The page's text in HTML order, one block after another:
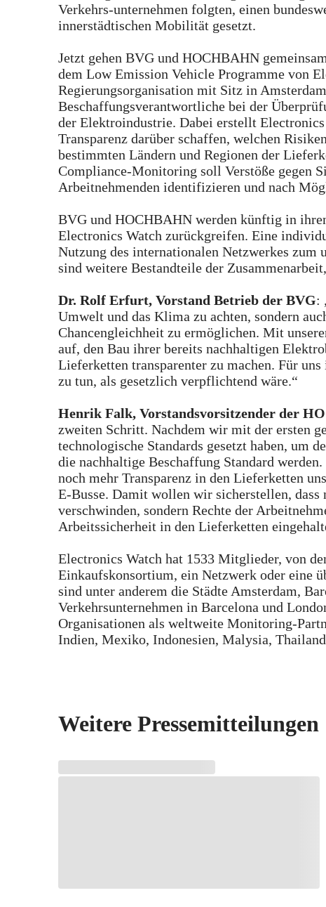
Verkehrs-unternehmen folgten, einen
innerstädtischen Mobilität gesetzt.
Jetzt gehen BVG und HOCHBAHN
dem Low Emission Vehicle Programme von
Regierungsorganisation mit Sitz in
Beschaffungsverantwortliche bei der
der Elektroindustrie. Dabei erstellt
Transparenz darüber schaffen, welchen
bestimmten Ländern und Regionen der
Compliance-Monitoring soll Verstöße gegen
Arbeitnehmenden identifizieren und nach
BVG und HOCHBAHN werden künftig in
Electronics Watch zurückgreifen. Eine
Nutzung des internationalen Netzwerkes zum
sind weitere Bestandteile der
Dr. Rolf Erfurt, Vorstand Betrieb der BVG:
Umwelt und das Klima zu achten, sondern
Chancengleichheit zu ermöglichen. Mit
auf, den Bau ihrer bereits nachhaltigen
Lieferketten transparenter zu machen. Für
zu tun, als gesetzlich verpflichtend wäre.“
Henrik Falk, Vorstandsvorsitzender der
zweiten Schritt. Nachdem wir mit der ersten
technologische Standards gesetzt haben, um
die nachhaltige Beschaffung Standard
noch mehr Transparenz in den Lieferketten
E-Busse. Damit wollen wir sicherstellen,
verschwinden, sondern Rechte der
Arbeitssicherheit in den Lieferketten
Electronics Watch hat 1533 Mitglieder, von
Einkaufskonsortium, ein Netzwerk oder eine
sind unter anderem die Städte Amsterdam,
Verkehrsunternehmen in Barcelona und
Organisationen als weltweite Monitoring-
Indien, Mexiko, Indonesien, Malysia,
Weitere Pressemitteilungen